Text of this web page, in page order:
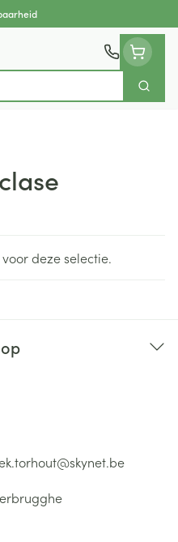
Zoek
deze selectie.
skynet.be